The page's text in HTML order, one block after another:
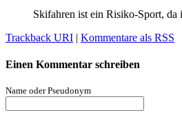
Skifahren ist ein Risiko-Sport, da
Trackback URI | Kommentare als RSS
Einen Kommentar schreiben
Name oder Pseudonym